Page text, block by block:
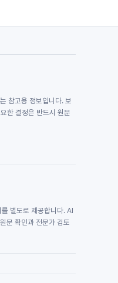
참고용 정보입니다. 보
한 결정은 반드시 원문
별도로 제공합니다. AI
문 확인과 전문가 검토